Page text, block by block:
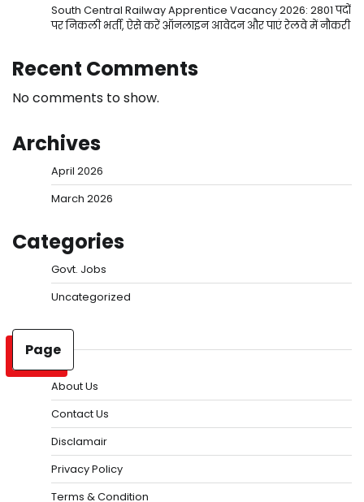
South Central Railway Apprentice Vacancy 2026: 2801 पदों
पर निकली भर्ती, ऐसे करें ऑनलाइन आवेदन और पाएं रेलवे में नौकरी
Recent Comments
No comments to show.
Archives
April 2026
March 2026
Categories
Govt. Jobs
Uncategorized
Page
About Us
Contact Us
Disclamair
Privacy Policy
Terms & Condition